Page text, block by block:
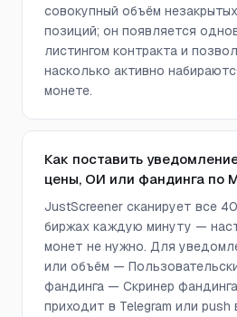
совокупный объём
позиций; он появляется
листингом контракта и
насколько активно
монете.
Как поставить
цены, ОИ или фандинга по
JustScreener сканирует все
биржах каждую минуту —
монет не нужно. Для
или объём —
фандинга — Скринер
приходит в Telegram или push